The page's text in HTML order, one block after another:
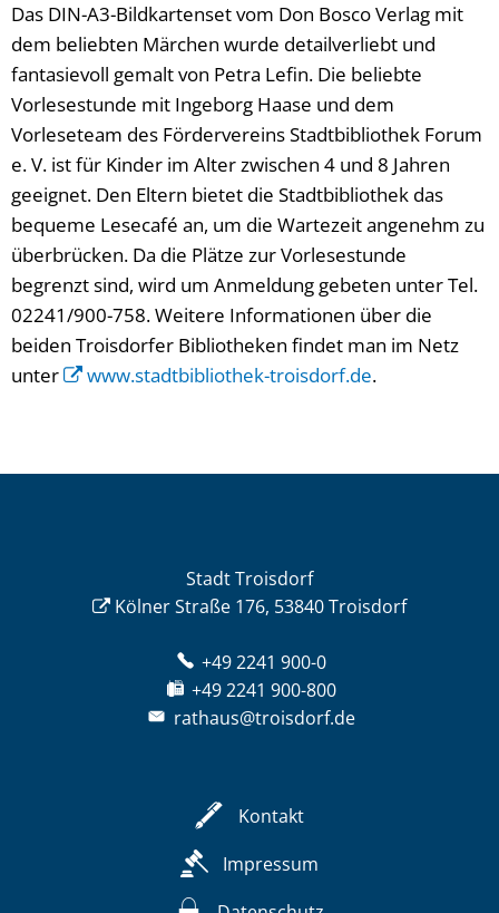
Das DIN-A3-Bildkartenset vom Don Bosco Verlag mit
dem beliebten Märchen wurde detailverliebt und
fantasievoll gemalt von Petra Lefin. Die beliebte
Vorlesestunde mit Ingeborg Haase und dem
Vorleseteam des Fördervereins Stadtbibliothek Forum
e. V. ist für Kinder im Alter zwischen 4 und 8 Jahren
geeignet. Den Eltern bietet die Stadtbibliothek das
bequeme Lesecafé an, um die Wartezeit angenehm zu
überbrücken. Da die Plätze zur Vorlesestunde
begrenzt sind, wird um Anmeldung gebeten unter Tel.
02241/900-758. Weitere Informationen über die
beiden Troisdorfer Bibliotheken findet man im Netz
unter
www.stadtbibliothek-troisdorf.de.
Stadt Troisdorf
Kölner Straße 176, 53840 Troisdorf
+49 2241 900-0
+49 2241 900-800
rathaus@troisdorf.de
Kontakt
Impressum